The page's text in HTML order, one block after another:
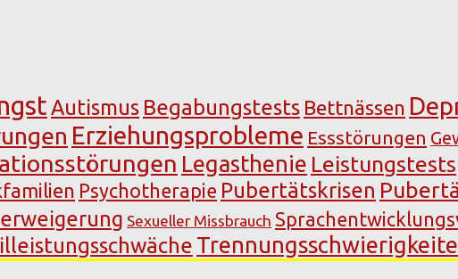
Autismus Begabungstests Bettnässen
Erziehungsprobleme Essstörungen
Legasthenie Leistungstests
Psychotherapie Pubertätskrisen
Sexueller Missbrauch